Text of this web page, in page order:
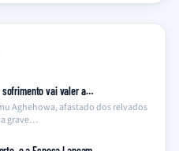
sofrimento vai valer a…
Aghehowa, afastado dos relvados
grave…